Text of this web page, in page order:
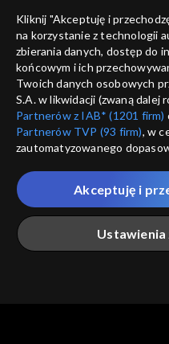
informacje o dostawcy
Kliknij "Akceptuję i
na korzystanie z technologii
zbierania danych, dostęp do
końcowym i ich
Twoich danych osobowych
S.A. w likwidacji (zwaną dalej
Partnerów z IAB* (1201 firm)
Partnerów TVP (93 firm), w
zautomatyzowanego
które wskazujemy poniżej, a
przez nas identyfikatora
Twoje dane osobowe
Ciebie naszych
„Portalem”, w tym
Ustawienia
Akceptuję i